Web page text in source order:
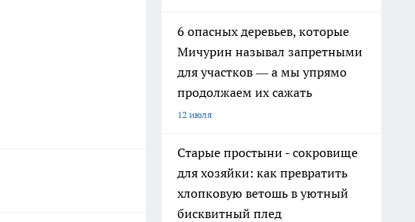
6 опасных деревьев, которые
Мичурин называл запретными
для участков — а мы упрямо
продолжаем их сажать
12 июля
Старые простыни - сокровище
для хозяйки: как превратить
хлопковую ветошь в уютный
бисквитный плед